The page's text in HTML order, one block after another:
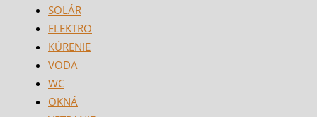
SOLÁR
ELEKTRO
KÚRENIE
VODA
WC
OKNÁ